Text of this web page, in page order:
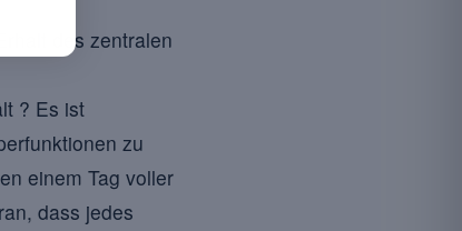
des zentralen
? Es ist
zu
einem Tag voller
dass jedes